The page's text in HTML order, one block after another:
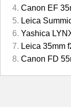
Canon EF
Leica
Yashica
Leica 35mm
Canon FD